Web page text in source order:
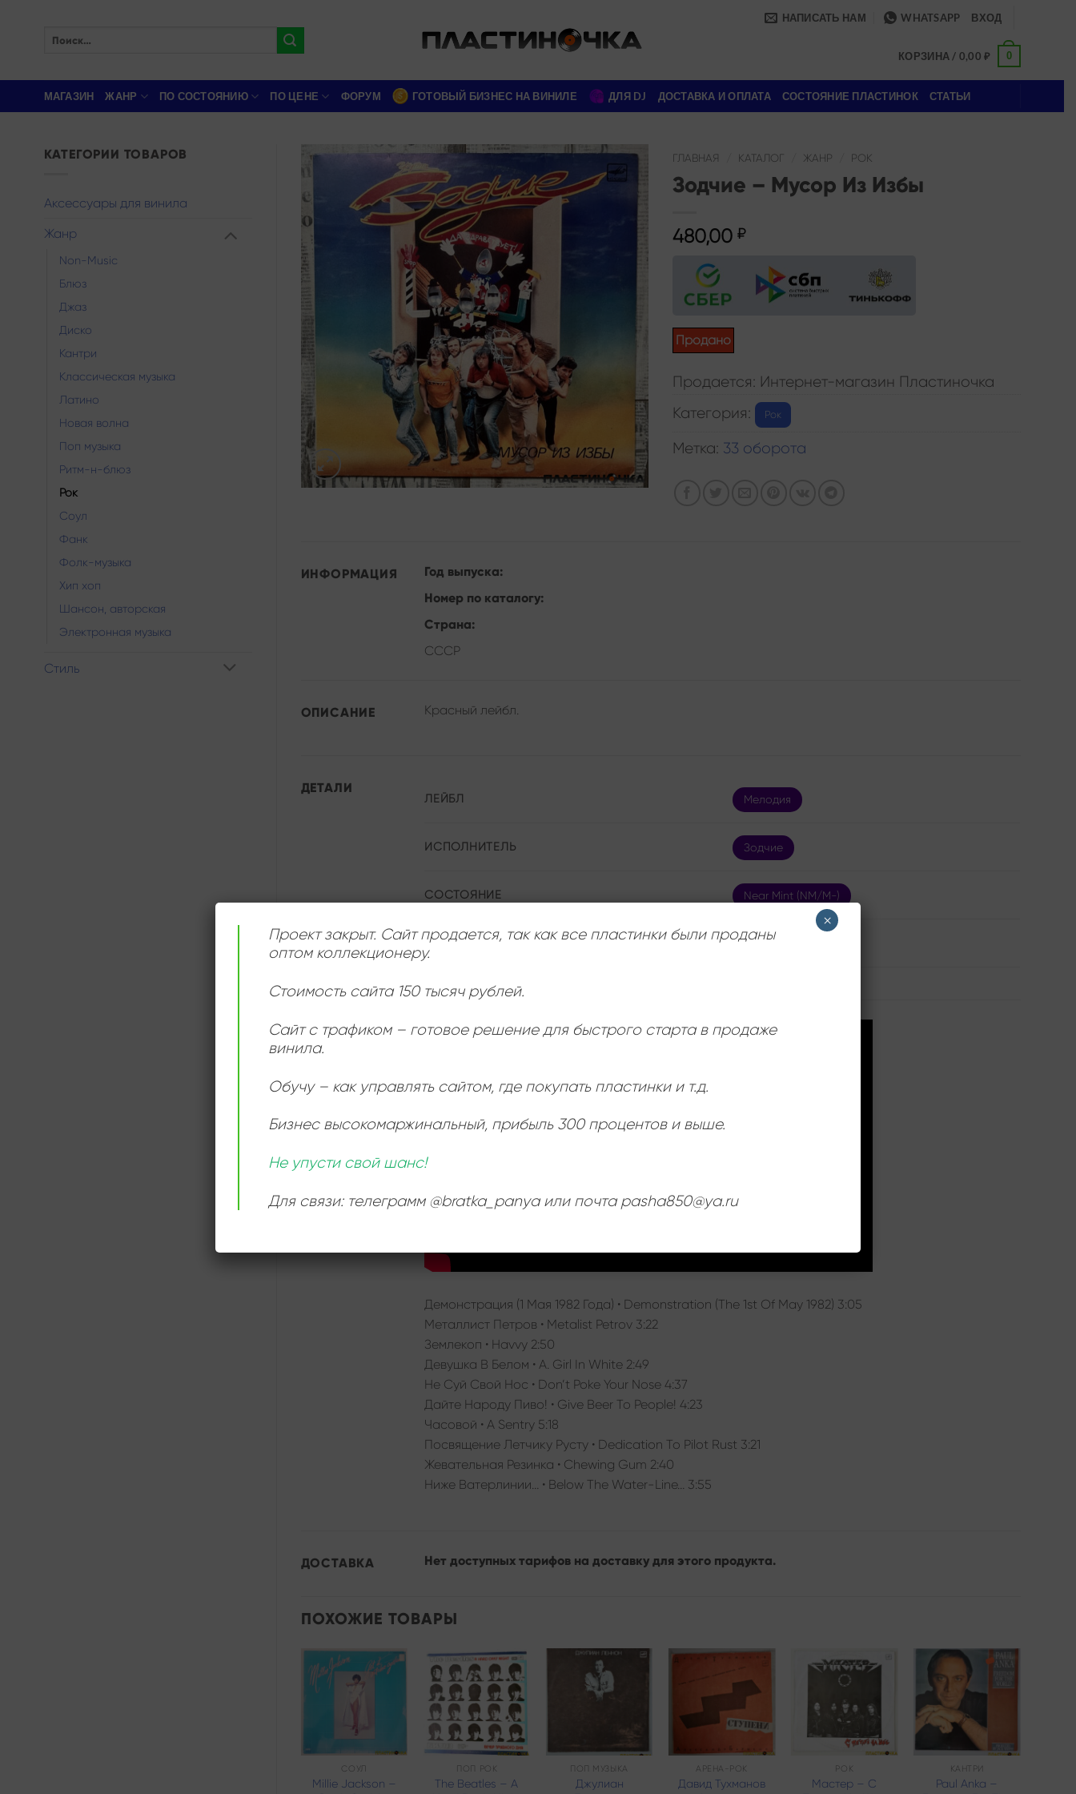
НАПИСАТЬ НАМ WHATSAPP ВХОД
КОРЗИНА / 0,00₽ 0
МАГАЗИН ЖАНР ПО СОСТОЯНИЮ ПО ЦЕНЕ ФОРУМ ГОТОВЫЙ БИЗНЕС НА ВИНИЛЕ ДЛЯ DJ ДОСТАВКА И ОПЛАТА СОСТОЯНИЕ ПЛАСТИНОК СТАТЬИ
КАТЕГОРИИ ТОВАРОВ
Аксессуары для винила
Жанр
Non-Music
Блюз
Джаз
Диско
Кантри
Классическая музыка
Латино
Новая волна
Поп музыка
Ритм-н-блюз
Рок
Соул
Фанк
Фолк-музыка
Хип хоп
Шансон, авторская
Электронная музыка
Стиль
ГЛАВНАЯ КАТАЛОГ ЖАНР РОК
Зодчие – Мусор Из Избы
480,00 ₽
Продано
Продается: Интернет-магазин Пластиночка
Категория:
Рок
Метка: 33 оборота
ИНФОРМАЦИЯ
Год выпуска:
Номер по каталогу:
Страна:
СССР
ОПИСАНИЕ Красный лейбл.
ДЕТАЛИ
ЛЕЙБЛ Мелодия
ИСПОЛНИТЕЛЬ Зодчие
СОСТОЯНИЕ Near Mint (NM/M-)
РАЗМЕР ПЛАСТИНКИ 12 дюймов
СЛУШАТЬ
ОНЛАЙН:
Демонстрация (1 Мая 1982 Года) • Demonstration (The 1st Of May 1982) 3:05
Металлист Петров • Metalist Petrov 3:22
Землекоп • Havvy 2:50
Девушка В Белом • A. Girl In White 2:49
Не Суй Свой Нос • Don’t Poke Your Nose 4:37
Дайте Народу Пиво! • Give Beer To People! 4:23
Часовой • A Sentry 5:18
Посвящение Летчику Русту • Dedication To Pilot Rust 3:21
Жевательная Резинка • Chewing Gum 2:40
Ниже Ватерлинии… • Below The Water-Line… 3:55
ДОСТАВКА Нет доступных тарифов на доставку для этого продукта.
ПОХОЖИЕ ТОВАРЫ
СОУЛ
Millie Jackson –
Add to
wishlist
ПОП РОК
The Beatles – A
Add to
ПОП МУЗЫКА
Джулиан
Add to
АРЕНА-РОК
Давид Тухманов
wishlist
РОК
Мастер – С
Add to
КАНТРИ
Paul Anka –
Проект закрыт. Сайт продается, так как все пластинки были проданы
оптом коллекционеру.
Стоимость сайта 150 тысяч рублей.
Сайт с трафиком – готовое решение для быстрого старта в продаже
винила.
Обучу – как управлять сайтом, где покупать пластинки и т.д.
Бизнес высокомаржинальный, прибыль 300 процентов и выше.
Не упусти свой шанс!
Для связи: телеграмм @bratka_panya или почта pasha850@ya.ru
×